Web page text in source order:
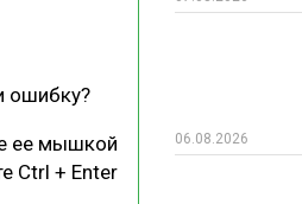
ошибку?
ее мышкой
Ctrl + Enter
06.08.2026